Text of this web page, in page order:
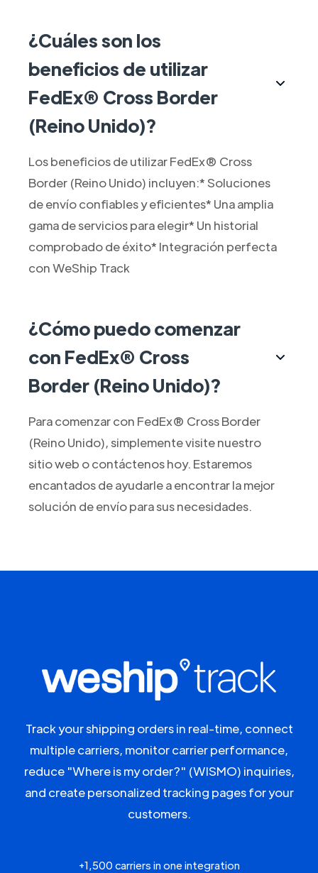
¿Cuáles son los
beneficios de utilizar
FedEx® Cross Border
(Reino Unido)?
Los beneficios de utilizar FedEx® Cross
Border (Reino Unido) incluyen:* Soluciones
de envío confiables y eficientes* Una amplia
gama de servicios para elegir* Un historial
comprobado de éxito* Integración perfecta
con WeShip Track
¿Cómo puedo comenzar
con FedEx® Cross
Border (Reino Unido)?
Para comenzar con FedEx® Cross Border
(Reino Unido), simplemente visite nuestro
sitio web o contáctenos hoy. Estaremos
encantados de ayudarle a encontrar la mejor
solución de envío para sus necesidades.
Track your shipping orders in real-time, connect
multiple carriers, monitor carrier performance,
reduce "Where is my order?" (WISMO) inquiries,
and create personalized tracking pages for your
customers.
+1,500 carriers in one integration